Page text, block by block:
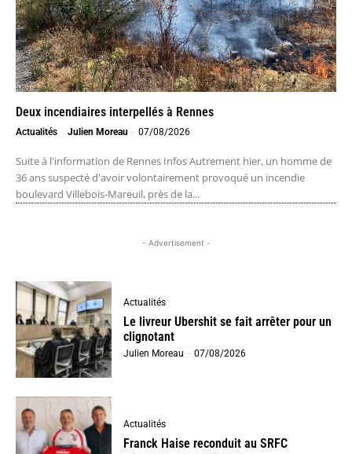
Deux incendiaires interpellés à Rennes
Actualités Julien Moreau - 07/08/2026
Suite à l'information de Rennes Infos Autrement hier, un homme de
36 ans suspecté d'avoir volontairement provoqué un incendie
boulevard Villebois-Mareuil, près de la...
- Advertisement -
Actualités
Le livreur Ubershit se fait arrêter pour un
clignotant
Julien Moreau - 07/08/2026
Actualités
Franck Haise reconduit au SRFC